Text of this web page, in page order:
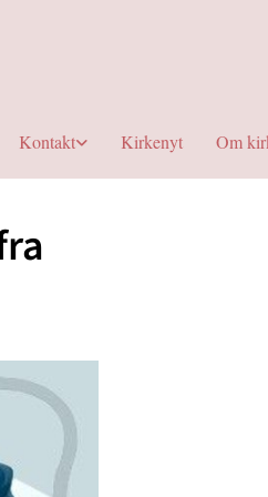
Kontakt Kirkenyt Om